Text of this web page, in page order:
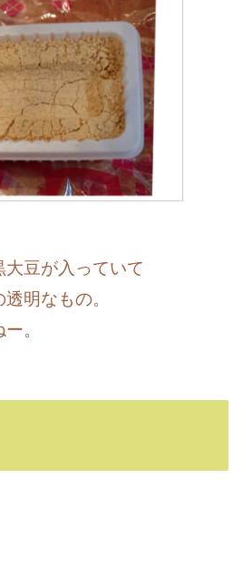
豆が入っていて
明なもの。
。